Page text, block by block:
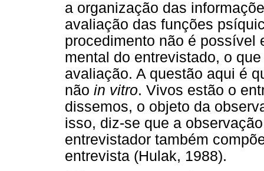
a organização das
avaliação das funções
procedimento não é possível
mental do entrevistado, o
avaliação. A questão aqui é
não in vitro. Vivos estão o
dissemos, o objeto da
isso, diz-se que a
entrevistador também
entrevista (Hulak, 1988).